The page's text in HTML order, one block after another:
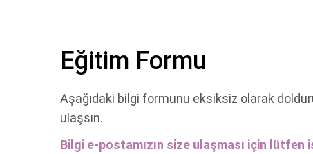
Eğitim Formu
Aşağıdaki bilgi formunu eksiksiz olarak
ulaşsın.
Bilgi e-postamızın size ulaşması için